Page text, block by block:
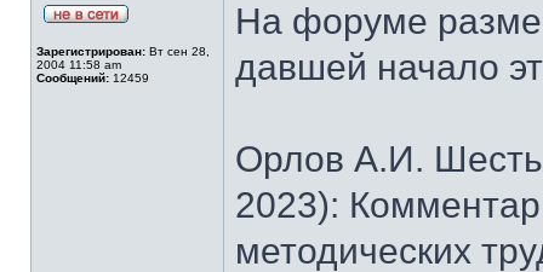
Зарегистрирован: Вт сен 28,
2004 11:58 am
Сообщений: 12459
На форуме
давшей начало
Орлов А.И.
2023):
методических